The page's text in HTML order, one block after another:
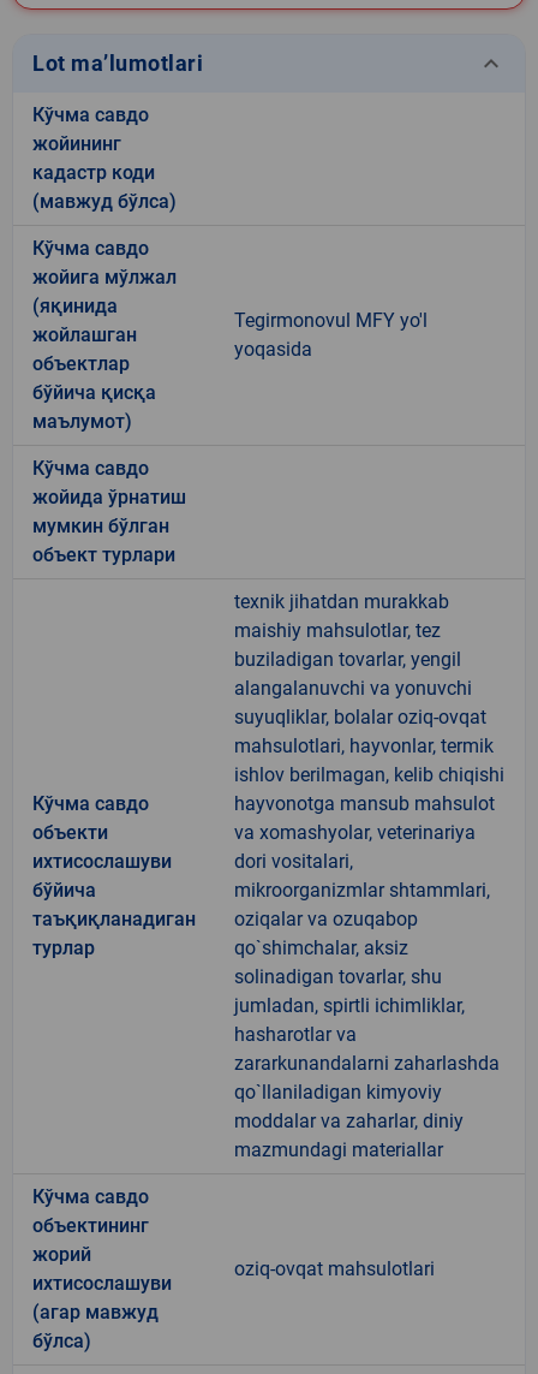
Lot ma’lumotlari keyboard_arrow_down
Кўчма савдо
жойининг
кадастр коди
(мавжуд бўлса)
Кўчма савдо
жойига мўлжал
(яқинида
жойлашган
объектлар
бўйича қисқа
маълумот)
Tegirmonovul MFY yo'l
yoqasida
Кўчма савдо
жойида ўрнатиш
мумкин бўлган
объект турлари
Кўчма савдо
объекти
ихтисослашуви
бўйича
таъқиқланадиган
турлар
texnik jihatdan murakkab
maishiy mahsulotlar, tez
buziladigan tovarlar, yengil
alangalanuvchi va yonuvchi
suyuqliklar, bolalar oziq-ovqat
mahsulotlari, hayvonlar, termik
ishlov berilmagan, kelib chiqishi
hayvonotga mansub mahsulot
va xomashyolar, veterinariya
dori vositalari,
mikroorganizmlar shtammlari,
oziqalar va ozuqabop
qo`shimchalar, aksiz
solinadigan tovarlar, shu
jumladan, spirtli ichimliklar,
hasharotlar va
zararkunandalarni zaharlashda
qo`llaniladigan kimyoviy
moddalar va zaharlar, diniy
mazmundagi materiallar
Кўчма савдо
объектининг
жорий
ихтисослашуви
(агар мавжуд
бўлса)
oziq-ovqat mahsulotlari